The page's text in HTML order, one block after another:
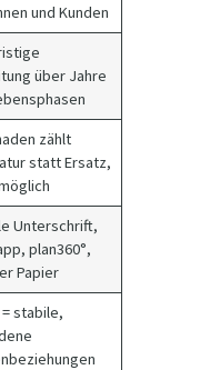
und Kunden
über Jahre
zählt
statt Ersatz,
Unterschrift,
plan360°,
Papier
stabile,